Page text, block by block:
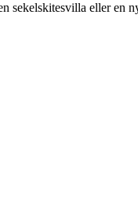
sekelskitesvilla eller en